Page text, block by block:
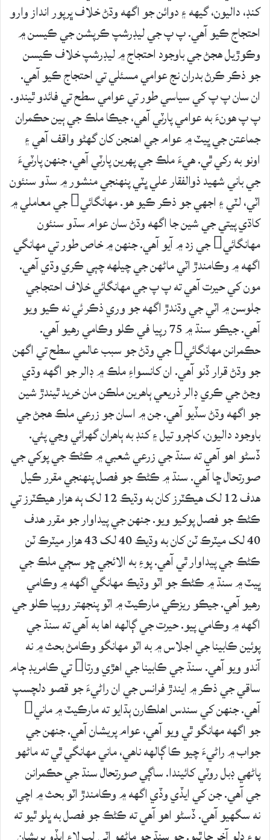
کنڊ، داليون، گيهه ۽ دوائن جو اگهه وڌڻ خلاف ڀرپور انداز وارو
احتجاج ڪيو آهي. پ پ جي ليڊرشپ ڪرپشن جي ڪيسن ۾
وڪوڙيل هجڻ جي باوجود احتجاج ۾ ليڊرشپ خلاف ڪيسن
جو ذڪر ڪرڻ بدران نج عوامي مسئلي تي احتجاج ڪيو آهي.
ان سان پ پ کي سياسي طور تي عوامي سطح تي فائدو ٿيندو.
پ پ هونءَ به عوامي پارٽي آهي، جيڪا ملڪ جي ٻين حڪمران
جماعتن جي ڀيٽ ۾ عوام جي اهنجن کان گهڻو واقف آهي ۽
اونو به رکي ٿي. هيءَ ملڪ جي پهرين پارٽي آهي، جنهن پارٽيءَ
جي باني شهيد ذوالفقار علي ڀٽي پنهنجي منشور ۾ سڌو سنئون
اٽي، لٽي ۽ اجهي جو ذڪر ڪيو هو. مهانگائي جي معاملي ۾
کاڌي پيتي جي شين جا اگهه وڌڻ سان عوام سڌو سنئون
مهانگائي جي زد ۾ آيو آهي. جنهن ۾ خاص طور تي مهانگي
اگهه ۾ وڪامندڙ اٽي ماڻهن جي چيلهه چٻي ڪري وڌي آهي.
مون کي حيرت آهي ته پ پ جي مهانگائي خلاف احتجاجي
جلوسن ۾ اٽي جي وڌندڙ اگهه جو وري ذڪر ئي نه ڪيو ويو
آهي. جيڪو سنڌ ۾ 75 رپيا في ڪلو وڪامي رهيو آهي.
حڪمرانن مهانگائي جي وڌڻ جو سبب عالمي سطح تي اگهن
جو وڌڻ قرار ڏنو آهي. ان کانسواءِ ملڪ ۾ ڊالر جو اگهه وڌي
وڃڻ جي ڪري ڊالر ذريعي ٻاهرين ملڪن مان خريد ٿيندڙ شين
جو اگهه وڌڻ سڏيو آهي. جن ۾ اسان جو زرعي ملڪ هجڻ جي
باوجود داليون، کاڄرو تيل ۽ کنڊ به ٻاهران گهرائي وڃي پئي.
ڏسڻو اهو آهي ته سنڌ جي زرعي شعبي ۾ ڪڻڪ جي پوکي جي
صورتحال ڇا آهي. سنڌ ۾ ڪڻڪ جو فصل پنهنجي مقرر ڪيل
هدف 12 لک هيڪٽرز کان به وڌيڪ 12 لک ٻه هزار هيڪٽرز تي
ڪڻڪ جو فصل پوکيو ويو. جنهن جي پيداوار جو مقرر هدف
40 لک ميٽرڪ ٽن کان به وڌيڪ 40 لک 43 هزار ميٽرڪ ٽن
ڪڻڪ جي پيداوار ٿي آهي. پوءِ به الائجي ڇو سڄي ملڪ جي
ڀيٽ ۾ سنڌ ۾ ڪڻڪ جو اٽو وڌيڪ مهانگي اگهه ۾ وڪامي
رهيو آهي. جيڪو ريزڪي مارڪيٽ ۾ اٽو پنجهتر روپيا ڪلو جي
اگهه ۾ وڪامي پيو. حيرت جي ڳالهه اها به آهي ته سنڌ جي
پوئين ڪابينا جي اجلاس ۾ به اٽو مهانگو وڪامڻ بحث ۾ نه
آندو ويو آهي. سنڌ جي ڪابينا جي اهڙي ورتا تي ڪامريڊ ڄام
ساقي جي ذڪر ۾ ايندڙ فرانس جي ان راڻيءَ جو قصو دلچسپ
آهي. جنهن کي سندس اهلڪارن ٻڌايو ته مارڪيٽ ۾ ماني
جو اگهه مهانگو ٿي ويو آهي، عوام پريشان آهي. جنهن جي
جواب ۾ راڻيءَ چيو ڪا ڳالهه ناهي، ماني مهانگي ٿي ته ماڻهو
پاڻهي ڊبل روٽي کائيندا. ساڳي صورتحال سنڌ جي حڪمرانن
جي آهي. جن کي ايڏي وڏي اگهه ۾ وڪامندڙ اٽو بحث ۾ اچي
نه سگهيو آهي. ڏسڻو اهو آهي ته ڪڻڪ جو فصل به ڀلو ٿيو ته